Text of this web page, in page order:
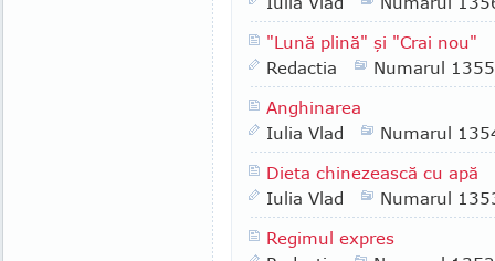
"Lună plină" şi "Crai nou"
Redactia
Numarul 1355
Anghinarea
Iulia Vlad
Numarul
Dieta chinezească cu apă
Iulia Vlad
Numarul
Regimul expres